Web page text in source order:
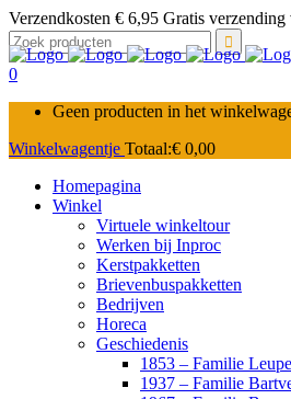
Verzendkosten € 6,95 Gratis
Zoek
naar:
0
Geen producten in het
Winkelwagentje Totaal:€ 0,00
Homepagina
Winkel
Virtuele winkeltour
Werken bij Inproc
Kerstpakketten
Brievenbuspakketten
Bedrijven
Horeca
Geschiedenis
1853 – Familie
1937 – Familie